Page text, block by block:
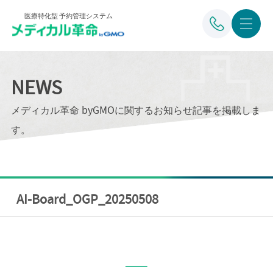
医療特化型 予約管理システム
NEWS
メディカル革命 byGMOに関するお知らせ記事を掲載しま
す。
AI-Board_OGP_20250508